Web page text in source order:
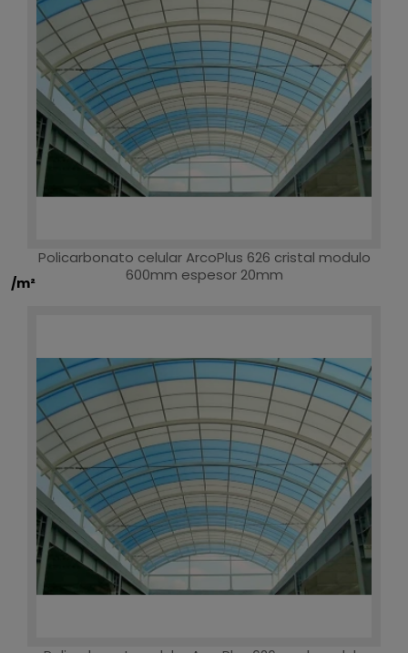
Policarbonato celular ArcoPlus 626 cristal modulo
600mm espesor 20mm
/m²